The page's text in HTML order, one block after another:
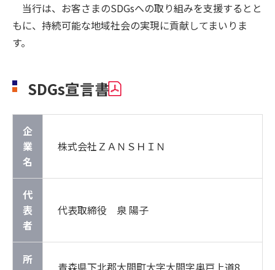
当行は、お客さまのSDGsへの取り組みを支援するとと
もに、持続可能な地域社会の実現に貢献してまいりま
す。
SDGs宣言書
企
業
名
株式会社ＺＡＮＳＨＩＮ
代
表
者
代表取締役 泉 陽子
所
青森県下北郡大間町大字大間字奥戸上道8